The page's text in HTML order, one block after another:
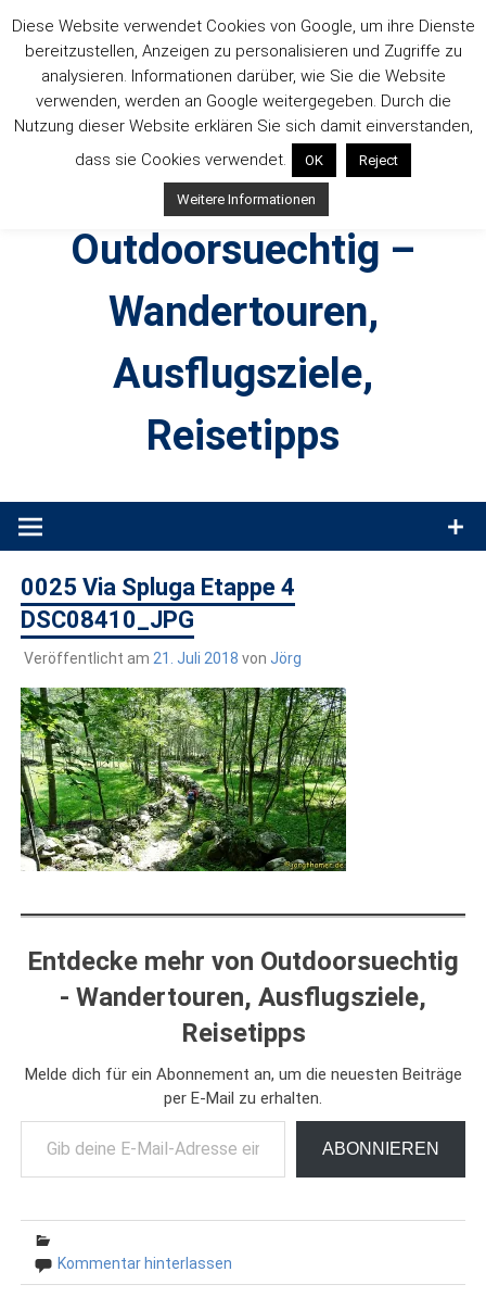
Inhalt
springen
Outdoorsuechtig –
Wandertouren,
Ausflugsziele,
Reisetipps
Produkttests und Buchrezensionen. Ein Blog für alle, die gern
0025 Via Spluga Etappe 4
DSC08410_JPG
Veröffentlicht am 21. Juli 2018 von Jörg
Entdecke mehr von Outdoorsuechtig
- Wandertouren, Ausflugsziele,
Reisetipps
Melde dich für ein Abonnement an, um die neuesten Beiträge
per E-Mail zu erhalten.
Gib deine E-Mail-Adresse ein ...
ABONNIEREN
Kommentar hinterlassen
Diese Website verwendet Cookies von Google, um ihre Dienste
bereitzustellen, Anzeigen zu personalisieren und Zugriffe zu
analysieren. Informationen darüber, wie Sie die Website
verwenden, werden an Google weitergegeben. Durch die
Nutzung dieser Website erklären Sie sich damit einverstanden,
dass sie Cookies verwendet.
OK Reject
Weitere Informationen